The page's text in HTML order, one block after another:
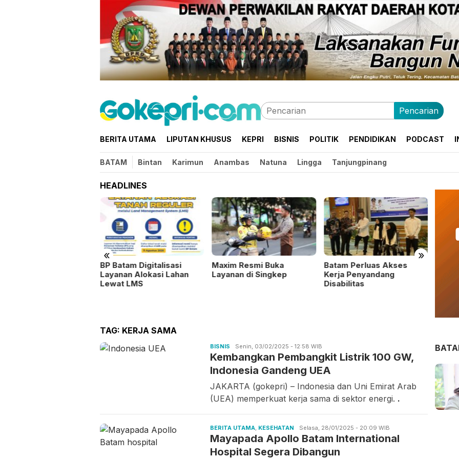
Pencarian
BERITA UTAMA LIPUTAN KHUSUS KEPRI BISNIS POLITIK PENDIDIKAN PODCAST
BATAM Bintan Karimun Anambas Natuna Lingga Tanjungpinang
HEADLINES
« »
BP Batam Digitalisasi
Layanan Alokasi Lahan
Lewat LMS
Maxim Resmi Buka
Layanan di Singkep
Batam Perluas Akses
Kerja Penyandang
Disabilitas
TAG: KERJA SAMA
BISNIS Candra
Gunawan
Senin, 03/02/2025 - 12:58 WIB
Kembangkan Pembangkit Listrik 100 GW,
Indonesia Gandeng UEA
JAKARTA (gokepri) – Indonesia dan Uni Emirat Arab
(UEA) memperkuat kerja sama di sektor energi. .
BERITA UTAMA, KESEHATAN Candra
Gunawan
Selasa, 28/01/2025 - 20:09 WIB
Mayapada Apollo Batam International
Hospital Segera Dibangun